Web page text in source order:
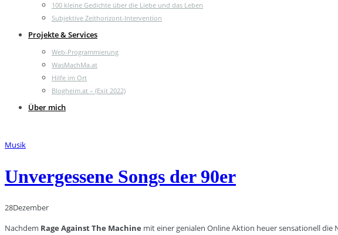
100 kleine Gedichte über die Liebe und das Leben
Subjektive Zeithorizont-Intervention
Projekte & Services
Web-Programmierung
WasMachMa.at
Hilfe im Ort
Blogheim.at – (Exit 2022)
Über mich
Musik
Unvergessene Songs der 90er
28Dezember
Nachdem Rage Against The Machine mit einer genialen Online Aktion heuer sensationell die